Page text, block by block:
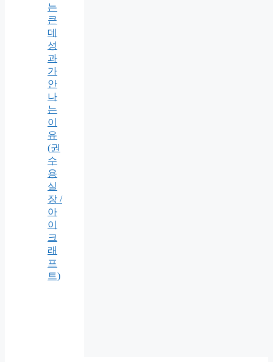
는
큰
데
성
과
가
안
나
는
이
유
(권
수
용
실
장 /
아
이
크
래
프
트)